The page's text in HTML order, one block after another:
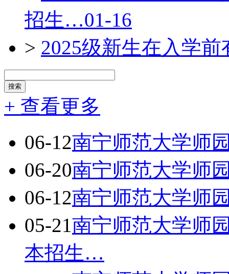
招生…01-16
> 2025级新生在入学
+ 查看更多
06-12南宁师范大学师
06-20南宁师范大学师
06-12南宁师范大学师
05-21南宁师范大学师
本招生…